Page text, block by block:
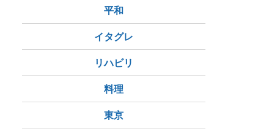
平和
イタグレ
リハビリ
料理
東京